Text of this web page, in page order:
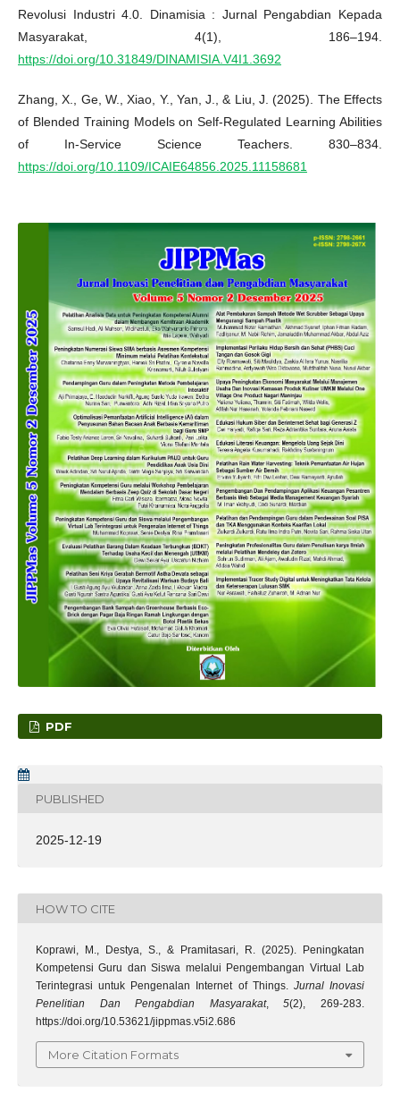
Revolusi Industri 4.0. Dinamisia : Jurnal Pengabdian Kepada
Masyarakat, 4(1), 186–194.
https://doi.org/10.31849/DINAMISIA.V4I1.3692
Zhang, X., Ge, W., Xiao, Y., Yan, J., & Liu, J. (2025). The Effects
of Blended Training Models on Self-Regulated Learning Abilities
of In-Service Science Teachers. 830–834.
https://doi.org/10.1109/ICAIE64856.2025.11158681
PDF
PUBLISHED
2025-12-19
HOW TO CITE
Koprawi, M., Destya, S., & Pramitasari, R. (2025). Peningkatan
Kompetensi Guru dan Siswa melalui Pengembangan Virtual Lab
Terintegrasi untuk Pengenalan Internet of Things. Jurnal Inovasi
Penelitian Dan Pengabdian Masyarakat,5(2), 269-283.
https://doi.org/10.53621/jippmas.v5i2.686
More Citation Formats